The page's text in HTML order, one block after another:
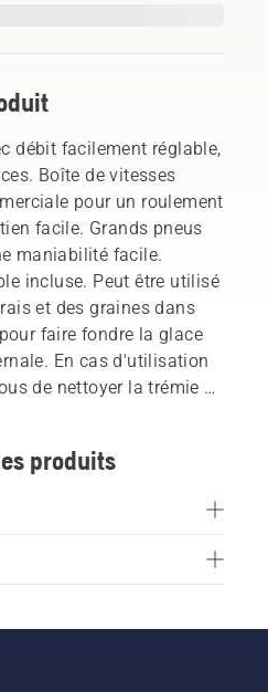
débit facilement réglable,
Boîte de vitesses
pour un roulement
facile. Grands pneus
maniabilité facile.
incluse. Peut être utilisé
et des graines dans
faire fondre la glace
En cas d'utilisation
de nettoyer la trémie et
produits